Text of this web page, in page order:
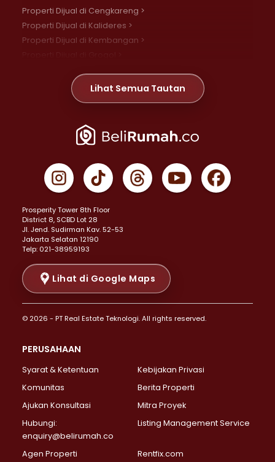
Properti Dijual di Cengkareng >
Properti Dijual di Kalideres >
Properti Dijual di Kembangan >
Properti Dijual di Meruya >
Properti Dijual di Jelambar >
Properti Dijual di Jakarta Pusat >
Properti Dijual di Gambir >
Properti Dijual di Johar Baru >
Properti Dijual di Menteng >
Properti Dijual di Senen >
Properti Dijual di Tanah Abang >
Properti Dijual di Cikini >
Properti Dijual di Kramat >
Properti Dijual di Pasar Baru >
Properti Dijual di Bendungan Hilir >
Properti Dijual di Jakarta Selatan >
Properti Dijual di Lebak Bulus >
Properti Dijual di Gandaria Selatan >
Properti Dijual di Pondok Labu >
Properti Dijual di Lenteng Agung >
Properti Dijual di Senayan >
Properti Dijual di Pondok Pinang >
Lihat Semua Tautan
Prosperity Tower 8th Floor
District 8, SCBD Lot 28
JI. Jend. Sudirman Kav. 52-53
Jakarta Selatan 12190
Telp: 021-38959193
Lihat di Google Maps
© 2026 - PT Real Estate Teknologi. All rights reserved.
PERUSAHAAN
Syarat & Ketentuan
Kebijakan Privasi
Komunitas
Berita Properti
Ajukan Konsultasi
Mitra Proyek
Hubungi:
enquiry@belirumah.co
Listing Management Service
Agen Properti Rentfix.com